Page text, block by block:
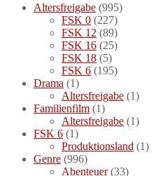
Altersfreigabe (995)
FSK 0 (227)
FSK 12 (89)
FSK 16 (25)
FSK 18 (5)
FSK 6 (195)
Drama (1)
Altersfreigabe (1)
Familienfilm (1)
Altersfreigabe (1)
FSK 6 (1)
Produktionsland (1)
Genre (996)
Abenteuer(33)